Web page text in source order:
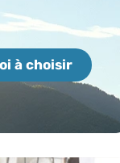
à choisir